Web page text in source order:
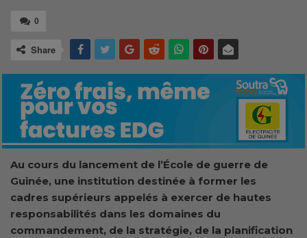
0
Share
Au cours du lancement de l’École de guerre de
Guinée, une institution destinée à former les
cadres supérieurs appelés à exercer de hautes
responsabilités dans les domaines du
commandement, de la stratégie, de la planification